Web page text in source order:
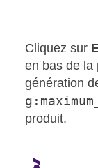
Cliquez sur
en bas de la
génération
produit.